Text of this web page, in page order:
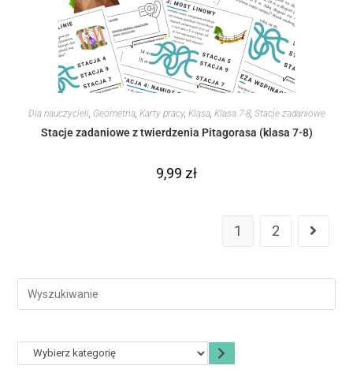
Dla nauczycieli, Geometria, Karty pracy, Klasa, Klasa 7-8, Stacje zadaniowe
Stacje zadaniowe z twierdzenia Pitagorasa (klasa 7-8)
9,99 zł
1 2